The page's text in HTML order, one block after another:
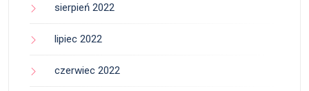
sierpień 2022
lipiec 2022
czerwiec 2022